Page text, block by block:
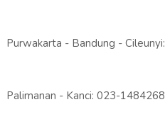
Purwakarta - Bandung -
Palimanan - Kanci: 023-1484268